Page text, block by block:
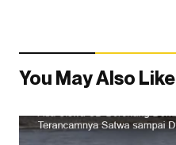
You May Also Like